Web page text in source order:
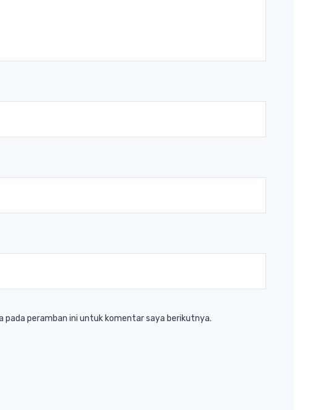
pada peramban ini untuk komentar saya berikutnya.